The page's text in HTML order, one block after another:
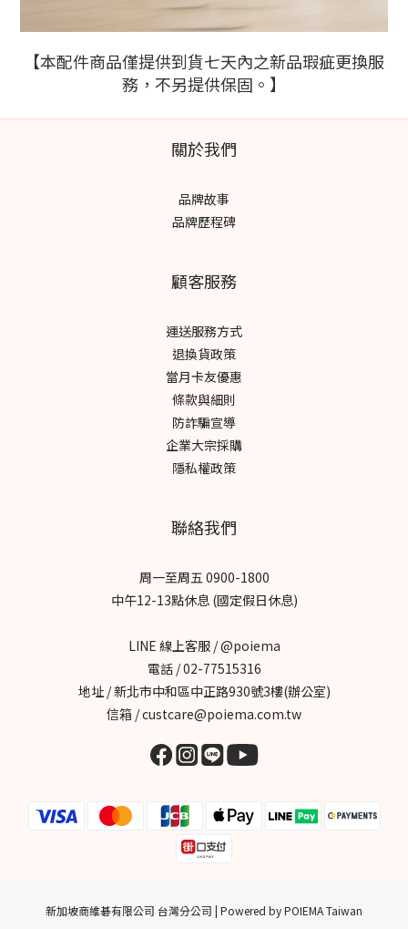
【本配件商品僅提供到貨七天內之新品瑕疵更換服
務，不另提供保固。】
關於我們
品牌故事
品牌歷程碑
顧客服務
運送服務方式
退換貨政策
當月卡友優惠
條款與細則
防詐騙宣導
企業大宗採購
隱私權政策
聯絡我們
周一至周五 0900-1800
中午12-13點休息 (國定假日休息)
LINE 線上客服 / @poiema
電話 / 02-77515316
地址 / 新北市中和區中正路930號3樓(辦公室)
信箱 / custcare@poiema.com.tw
新加坡商維碁有限公司 台灣分公司 | Powered by POIEMA Taiwan